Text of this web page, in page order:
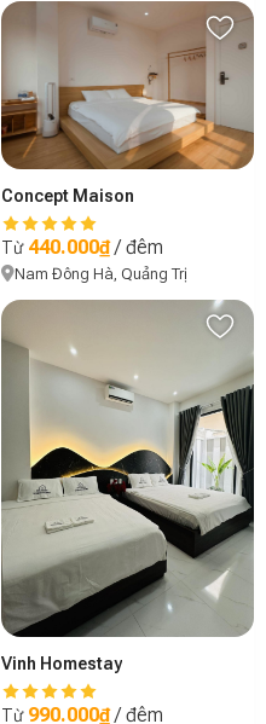
Concept Maison
Từ 440.000₫/ đêm
Nam Đông Hà, Quảng Trị
Vinh Homestay
Từ 990.000₫/ đêm